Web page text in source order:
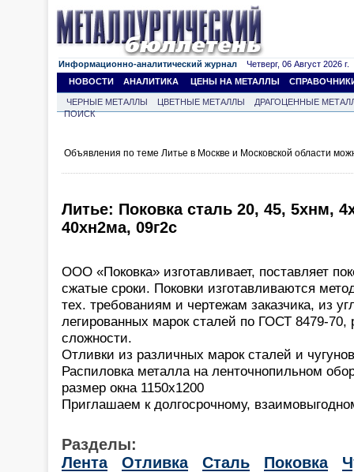
Информационно-аналитический журнал Четверг, 06 Август 2026 г.
НОВОСТИ
АНАЛИТИКА ЦЕНЫ НА МЕТАЛЛЫ
ЧЕРНЫЕ МЕТАЛЛЫ ЦВЕТНЫЕ МЕТАЛЛЫ
ДРАГОЦЕННЫЕ
ПОИСК
Объявления по теме Литье в Москве и Московской области
Литье: Поковка сталь 20, 45, 5хнм,
40хн2ма, 09г2с
ООО «Поковка» изготавливает, поставляет
сжатые сроки. Поковки изготавливаются
тех. требованиям и чертежам заказчика, из
легированных марок сталей по ГОСТ 8479-70,
сложности.
Отливки из различных марок сталей и
Распиловка металла на ленточнопильном
размер окна 1150х1200
Приглашаем к долгосрочному,
Разделы:
Лента
Отливка Сталь Поковка